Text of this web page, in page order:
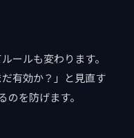
ールも変わります。
有効か？」と見直す
のを防げます。